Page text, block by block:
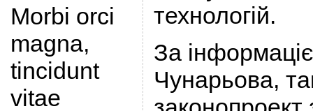
Morbi orci
magna,
tincidunt
vitae
технологій.
За
Чунарьова,